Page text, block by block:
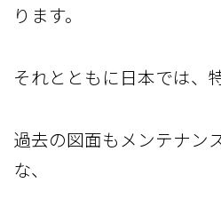
ります。
それとともに日本では、
過去の図面もメンテナン
な、